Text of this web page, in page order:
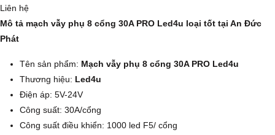
Liên hệ
Mô tả mạch vẫy phụ 8 cổng 30A PRO Led4u loại tốt tại An Đức
Phát
Tên sản phẩm: Mạch vẫy phụ 8 cổng 30A PRO Led4u
Thương hiệu: Led4u
Điện áp: 5V-24V
Công suất: 30A/cổng
Công suất điều khiển: 1000 led F5/ cổng